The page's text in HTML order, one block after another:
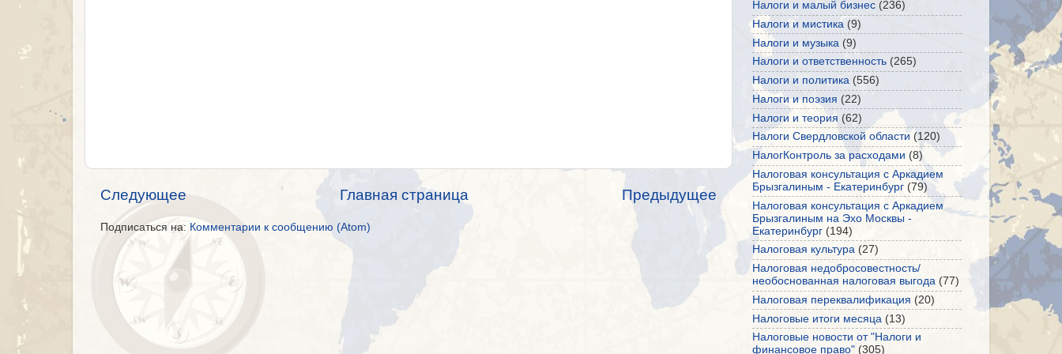
Следующее Предыдущее
Главная страница
Подписаться на: Комментарии к сообщению (Atom)
Налоги и малый бизнес (236)
Налоги и мистика (9)
Налоги и музыка (9)
Налоги и ответственность (265)
Налоги и политика (556)
Налоги и поэзия (22)
Налоги и теория (62)
Налоги Свердловской области (120)
НалогКонтроль за расходами (8)
Налоговая консультация с Аркадием
Брызгалиным - Екатеринбург (79)
Налоговая консультация с Аркадием
Брызгалиным на Эхо Москвы -
Екатеринбург (194)
Налоговая культура (27)
Налоговая недобросовестность/
необоснованная налоговая выгода (77)
Налоговая переквалификация (20)
Налоговые итоги месяца (13)
Налоговые новости от "Налоги и
финансовое право" (305)